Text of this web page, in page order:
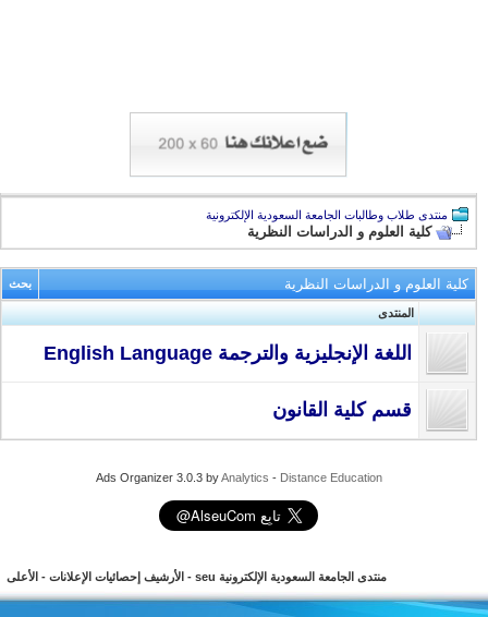
منتدى طلاب وطالبات الجامعة السعودية الإلكترونية
كلية العلوم و الدراسات النظرية
كلية العلوم و الدراسات النظرية بحث
المنتدى
اللغة الإنجليزية والترجمة English Language
قسم كلية القانون
Ads Organizer 3.0.3 byAnalytics -Distance Education
منتدى الجامعة السعودية الإلكترونية seu - الأرشيف إحصائيات الإعلانات- الأعلى